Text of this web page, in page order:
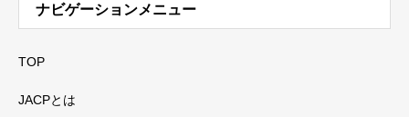
ナビゲーションメニュー
TOP
JACPとは